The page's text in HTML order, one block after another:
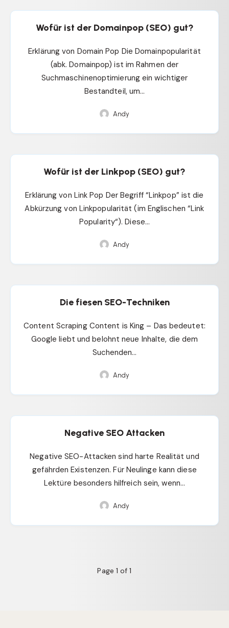
Wofür ist der Domainpop (SEO) gut?
Erklärung von Domain Pop Die Domainpopularität
(abk. Domainpop) ist im Rahmen der
Suchmaschinenoptimierung ein wichtiger
Bestandteil, um…
Andy
Wofür ist der Linkpop (SEO) gut?
Erklärung von Link Pop Der Begriff “Linkpop” ist die
Abkürzung von Linkpopularität (im Englischen “Link
Popularity“). Diese…
Andy
Die fiesen SEO-Techniken
Content Scraping Content is King – Das bedeutet:
Google liebt und belohnt neue Inhalte, die dem
Suchenden…
Andy
Negative SEO Attacken
Negative SEO-Attacken sind harte Realität und
gefährden Existenzen. Für Neulinge kann diese
Lektüre besonders hilfreich sein, wenn…
Andy
Page 1 of 1